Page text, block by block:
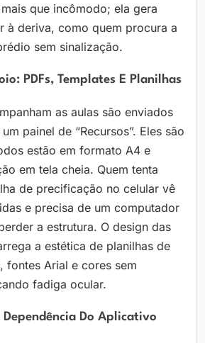
que incômodo; ela gera
à deriva, como quem procura a
sem sinalização.
PDFs, Templates E Planilhas
as aulas são enviados
painel de “Recursos”. Eles são
estão em formato A4 e
em tela cheia. Quem tenta
de precificação no celular vê
e precisa de um computador
a estrutura. O design das
a estética de planilhas de
fontes Arial e cores sem
fadiga ocular.
Dependência Do Aplicativo